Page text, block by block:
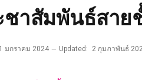
ชาสัมพันธ์สาย
มกราคม 2024 Updated: 2 กุมภาพันธ์